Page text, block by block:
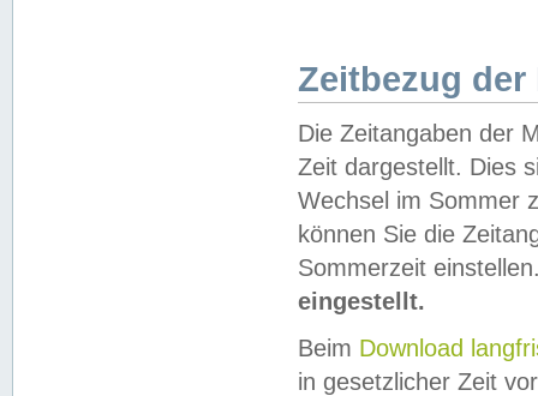
Zeitbezug der
Die Zeitangaben der
Zeit dargestellt. Dies
Wechsel im Sommer
können Sie die
Sommerzeit
eingestellt.
Beim Download
in gesetzlicher Zeit